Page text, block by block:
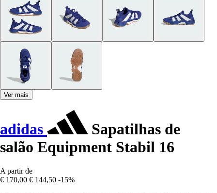
Ver mais
adidas
Sapatilhas de
salão Equipment Stabil 16
A partir de
€ 170,00 € 144,50 -15%